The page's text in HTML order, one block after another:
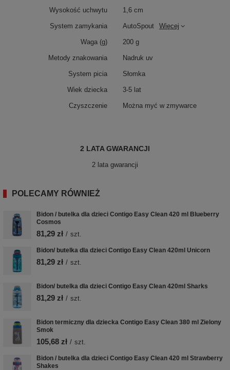
Wysokość uchwytu 1,6 cm
System zamykania AutoSpout Więcej
Waga (g) 200 g
Metody znakowania Nadruk uv
System picia Słomka
Wiek dziecka 3-5 lat
Czyszczenie Można myć w zmywarce
2 LATA GWARANCJI
2 lata gwarancji
POLECAMY RÓWNIEŻ
Bidon / butelka dla dzieci Contigo Easy Clean 420 ml Blueberry
Cosmos
81,29 zł / szt.
Bidon/ butelka dla dzieci Contigo Easy Clean 420ml Unicorn
81,29 zł / szt.
Bidon/ butelka dla dzieci Contigo Easy Clean 420ml Sharks
81,29 zł / szt.
Bidon termiczny dla dziecka Contigo Easy Clean 380 ml Zielony
Smok
105,68 zł / szt.
Bidon / butelka dla dzieci Contigo Easy Clean 420 ml Strawberry
Shakes